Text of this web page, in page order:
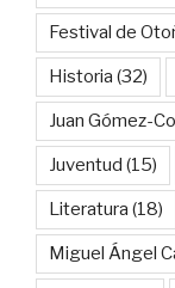
Festival de
Historia (32)
Juan Gómez-
Juventud (15)
Literatura (18)
Miguel Ángel